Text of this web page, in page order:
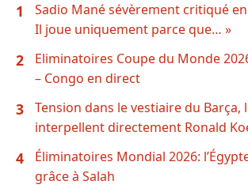
1
Sadio Mané sévèrement critiqué
Il joue uniquement parce que… »
2
Eliminatoires Coupe du Monde
– Congo en direct
3
Tension dans le vestiaire du Barça,
interpellent directement Ronald
4
Éliminatoires Mondial 2026:
grâce à Salah